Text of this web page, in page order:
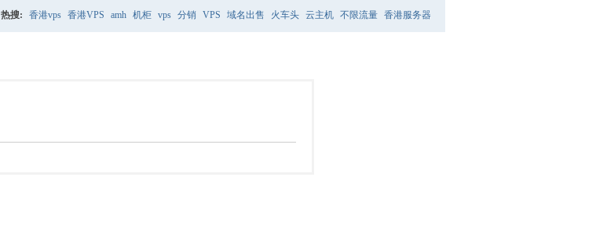
热搜: 香港vps 香港VPS amh 机柜 vps 分销 VPS 域名出售 火车头 云主机 不限流量 香港服务器